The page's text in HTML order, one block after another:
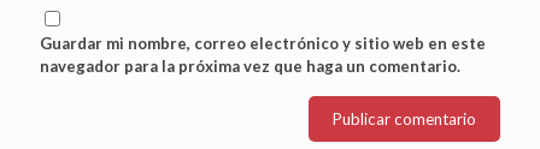
Guardar mi nombre, correo electrónico y sitio web en este
navegador para la próxima vez que haga un comentario.